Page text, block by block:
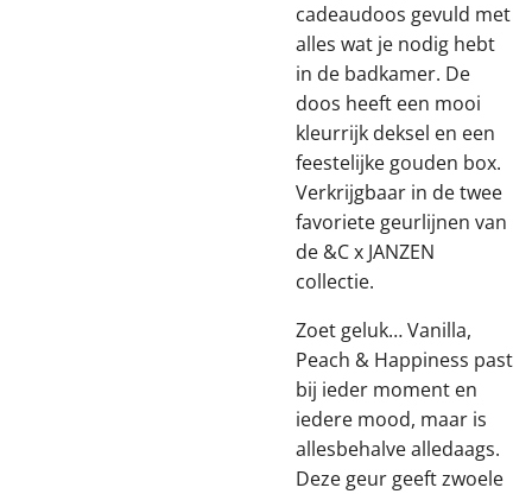
cadeaudoos gevuld met
alles wat je nodig hebt
in de badkamer. De
doos heeft een mooi
kleurrijk deksel en een
feestelijke gouden box.
Verkrijgbaar in de twee
favoriete geurlijnen van
de &C x JANZEN
collectie.
Zoet geluk… Vanilla,
Peach & Happiness past
bij ieder moment en
iedere mood, maar is
allesbehalve alledaags.
Deze geur geeft zwoele